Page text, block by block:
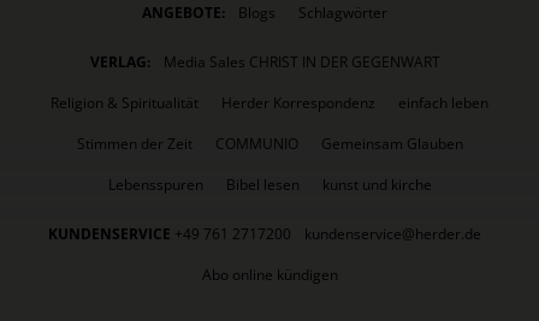
ANGEBOTE: Blogs Schlagwörter
VERLAG:
Media Sales CHRIST IN DER GEGENWART
Religion & Spiritualität
Herder Korrespondenz
einfach leben
Stimmen der Zeit
COMMUNIO
Gemeinsam Glauben
Lebensspuren
Bibel lesen kunst und kirche
KUNDENSERVICE +49 761 2717200
kundenservice@herder.de
Abo online kündigen